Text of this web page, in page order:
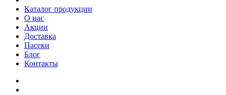
Каталог продукции
О нас
Акции
Доставка
Пасеки
Блог
Контакты